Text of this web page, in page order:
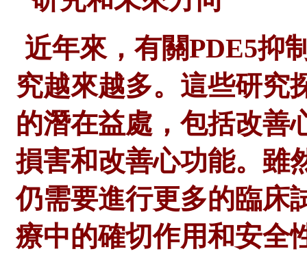
近年來，有關PDE5抑
究越來越多。這些研究
的潛在益處，包括改善
損害和改善心功能。雖
仍需要進行更多的臨床
療中的確切作用和安全